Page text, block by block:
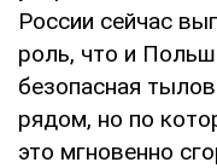
России сейчас
роль, что и
безопасная
рядом, но по
это мгновенно